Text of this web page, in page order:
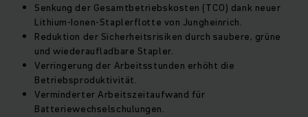
Senkung der Gesamtbetriebskosten (TCO) dank neuer
Lithium-Ionen-Staplerflotte von Jungheinrich.
Reduktion der Sicherheitsrisiken durch saubere, grüne
und wiederaufladbare Stapler.
Verringerung der Arbeitsstunden erhöht die
Betriebsproduktivität.
Verminderter Arbeitszeitaufwand für
Batteriewechselschulungen.